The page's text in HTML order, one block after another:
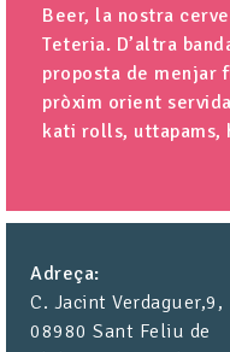
Beer, la nostra
Teteria. D’altra
proposta de menjar
pròxim orient
kati rolls, uttapams,
Adreça
C. Jacint Verdaguer,9,
08980 Sant Feliu de